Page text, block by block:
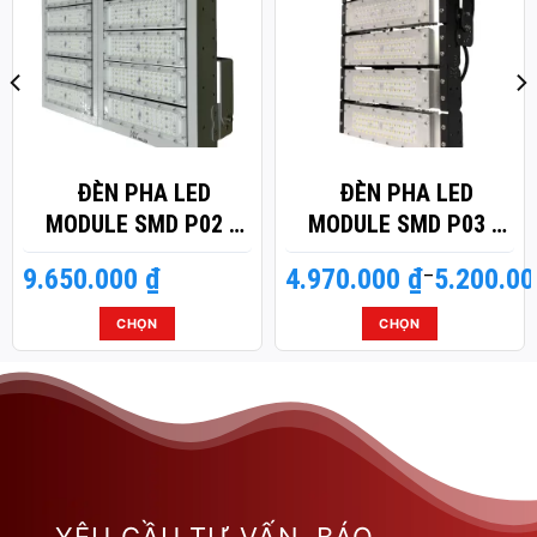
ĐÈN PHA LED
MODULE SMD P02 –
CÔNG SUẤT 600W
9.650.000 ₫
CHỌN
Sản
có
nhiều
Các
ĐÈN PHA LED
MODULE SMD P03 –
CÔNG SUẤT 300W
4.970.000 ₫–
Khoảng
giá:
4.970.000 ₫
CHỌN
Sản
nhiều
biến
thể.